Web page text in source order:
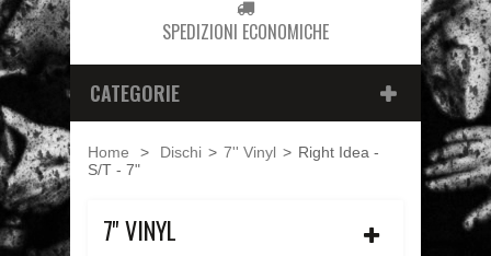
SPEDIZIONI ECONOMICHE
CATEGORIE
Home > Dischi > 7'' Vinyl > Right Idea -
S/T - 7"
7'' VINYL